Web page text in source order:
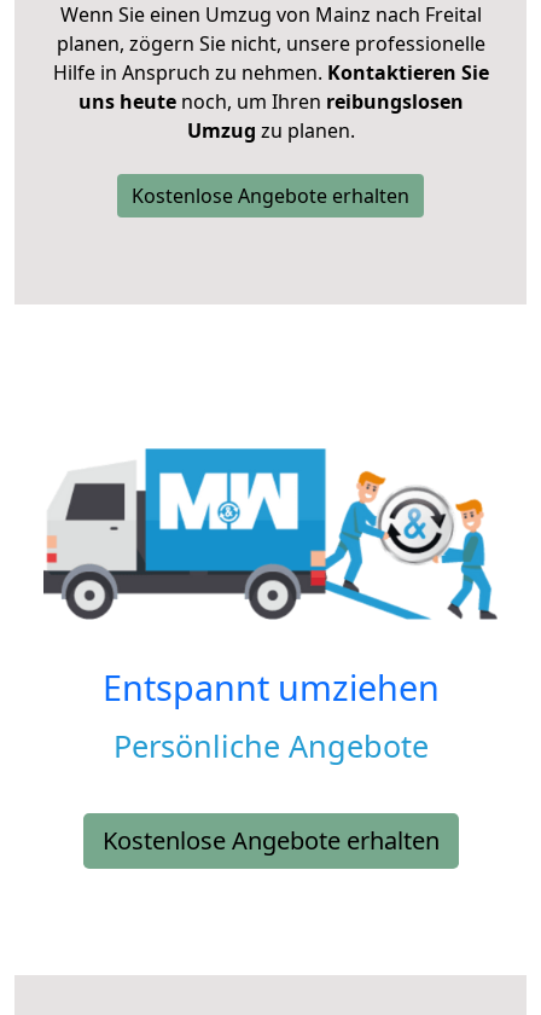
Wenn Sie einen Umzug von Mainz nach Freital
planen, zögern Sie nicht, unsere professionelle
Hilfe in Anspruch zu nehmen. Kontaktieren Sie
uns heutenoch, um Ihren reibungslosen
Umzug zu planen.
Kostenlose Angebote erhalten
Entspannt umziehen
Persönliche Angebote
Kostenlose Angebote erhalten